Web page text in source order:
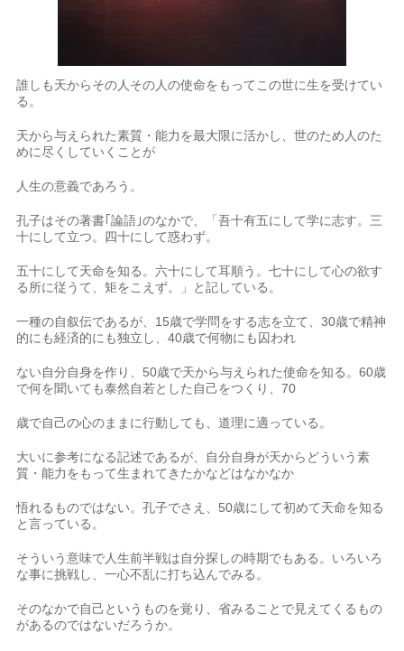
誰しも天からその人その人の使命をもってこの世に生を受けてい
る。
天から与えられた素質・能力を最大限に活かし、世のため人のた
めに尽くしていくことが
人生の意義であろう。
孔子はその著書｢論語｣のなかで、「吾十有五にして学に志す。三
十にして立つ。四十にして惑わず。
五十にして天命を知る。六十にして耳順う。七十にして心の欲す
る所に従うて、矩をこえず。」と記している。
一種の自叙伝であるが、15歳で学問をする志を立て、30歳で精神
的にも経済的にも独立し、40歳で何物にも囚われ
ない自分自身を作り、50歳で天から与えられた使命を知る。60歳
で何を聞いても泰然自若とした自己をつくり、70
歳で自己の心のままに行動しても、道理に適っている。
大いに参考になる記述であるが、自分自身が天からどういう素
質・能力をもって生まれてきたかなどはなかなか
悟れるものではない。孔子でさえ、50歳にして初めて天命を知る
と言っている。
そういう意味で人生前半戦は自分探しの時期でもある。いろいろ
な事に挑戦し、一心不乱に打ち込んでみる。
そのなかで自己というものを覚り、省みることで見えてくるもの
があるのではないだろうか。